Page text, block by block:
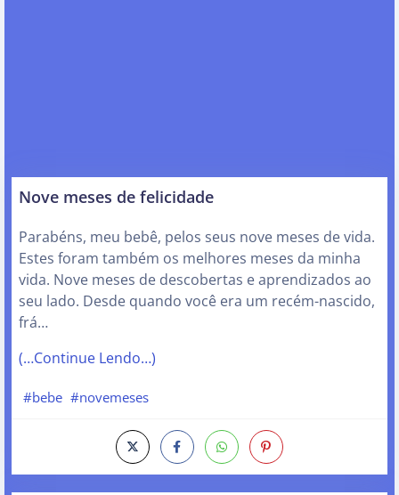
Nove meses de felicidade
Parabéns, meu bebê, pelos seus nove meses de vida.
Estes foram também os melhores meses da minha
vida. Nove meses de descobertas e aprendizados ao
seu lado. Desde quando você era um recém-nascido,
frá…
(…Continue Lendo…)
#bebe #novemeses